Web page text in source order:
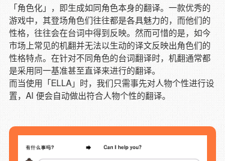
「角色化」，即生成如同角色本身的翻译。一款优秀的
游戏中，其登场角色们往往都是各具魅力的，而他们的
性格，往往会在台词中得到反映。然而可惜的是，如今
市场上常见的机翻并无法以生动的译文反映出角色们的
性格特点。在针对不同角色的台词翻译时，机翻通常都
是采用同一基准甚至直译来进行的翻译。
而当使用「ELLA」时，我们只需事先对人物个性进行设
置，AI 便会自动做出符合人物个性的翻译。